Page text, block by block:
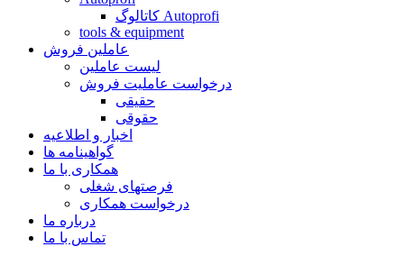
کاتالوگ Autoprofi
tools & equipment
عاملین فروش
لیست عاملین
درخواست عاملیت فروش
حقیقی
حقوقی
اخبار و اطلاعیه
گواهینامه ها
همکاری با ما
فرصتهای شغلی
درخواست همکاری
درباره ما
تماس با ما